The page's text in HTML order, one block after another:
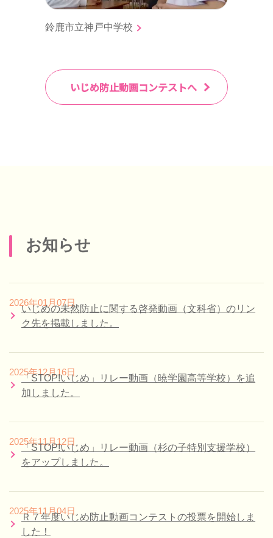
鈴鹿市立神戸中学校
いじめ防止動画コンテストへ
お知らせ
2026年01月07日
いじめの未然防止に関する啓発動画（文科省）のリン
ク先を掲載しました。
2025年12月16日
「STOP!いじめ」リレー動画（暁学園高等学校）を追
加しました。
2025年11月12日
「STOP!いじめ」リレー動画（杉の子特別支援学校）
をアップしました。
2025年11月04日
Ｒ７年度いじめ防止動画コンテストの投票を開始しま
した！